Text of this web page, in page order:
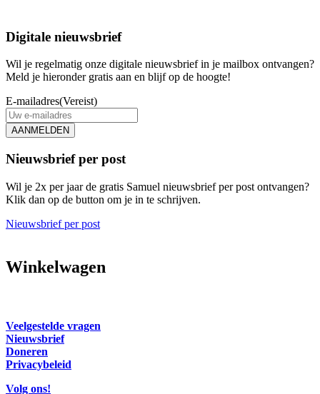
Digitale nieuwsbrief
Wil je regelmatig onze digitale nieuwsbrief in je mailbox ontvangen?
Meld je hieronder gratis aan en blijf op de hoogte!
E-mailadres(Vereist)
AANMELDEN
Nieuwsbrief per post
Wil je 2x per jaar de gratis Samuel nieuwsbrief per post ontvangen?
Klik dan op de button om je in te schrijven.
Nieuwsbrief per post
Winkelwagen
Veelgestelde vragen
Nieuwsbrief
Doneren
Privacybeleid
Volg ons!